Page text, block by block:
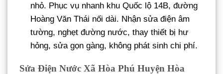
nhỏ. Phục vụ nhanh khu Quốc lộ 14B, đường
Hoàng Văn Thái nối dài. Nhận sửa điện âm
tường, nghẹt đường nước, thay thiết bị hư
hỏng, sửa gọn gàng, không phát sinh chi phí.
Sửa Điện Nước Xã Hòa Phú Huyện Hòa